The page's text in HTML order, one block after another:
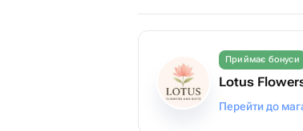
Приймає бонуси
Lotus
Перейти до